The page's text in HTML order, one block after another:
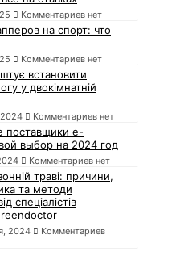
Комментариев нет
на спорт: что
Комментариев нет
встановити
у двокімнатній
2024 Комментариев нет
поставщики e-
выбор на 2024 год
Комментариев нет
траві: причини,
та методи
спеціалістів
2024
Комментариев